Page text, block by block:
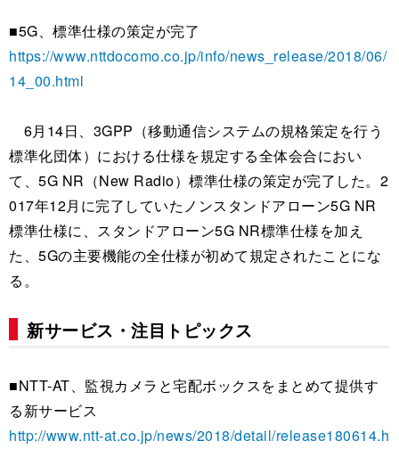
■5G、標準仕様の策定が完了
https://www.nttdocomo.co.jp/info/news_release/2018/06/
14_00.html
6月14日、3GPP（移動通信システムの規格策定を行う
標準化団体）における仕様を規定する全体会合におい
て、5G NR（New Radio）標準仕様の策定が完了した。2
017年12月に完了していたノンスタンドアローン5G NR
標準仕様に、スタンドアローン5G NR標準仕様を加え
た、5Gの主要機能の全仕様が初めて規定されたことにな
る。
新サービス・注目トピックス
■NTT-AT、監視カメラと宅配ボックスをまとめて提供す
る新サービス
http://www.ntt-at.co.jp/news/2018/detail/release180614.h